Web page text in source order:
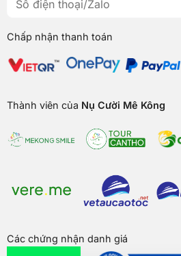
Chấp nhận thanh toán
Thành viên của Nụ Cười Mê Kông
Các chứng nhận danh giá